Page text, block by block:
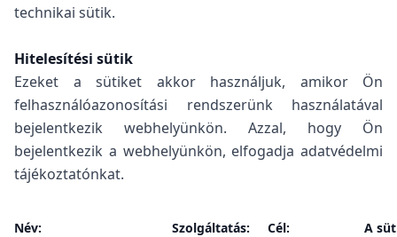
technikai sütik.
Hitelesítési sütik
Ezeket a sütiket akkor használjuk, amikor Ön
felhasználóazonosítási rendszerünk használatával
bejelentkezik webhelyünkön. Azzal, hogy Ön
bejelentkezik a webhelyünkön, elfogadja adatvédelmi
tájékoztatónkat.
Név: Szolgáltatás: Cél:
A